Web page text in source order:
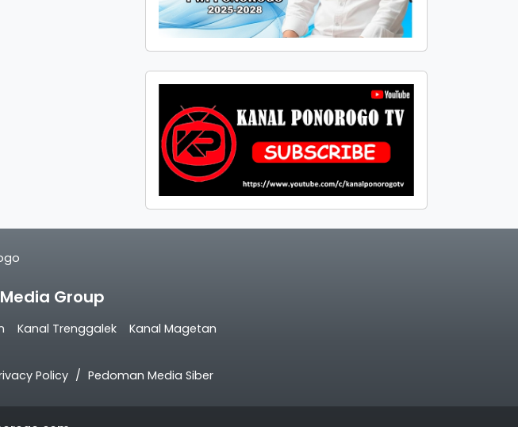
Group
Kanal Trenggalek Kanal Magetan
Policy Pedoman Media Siber